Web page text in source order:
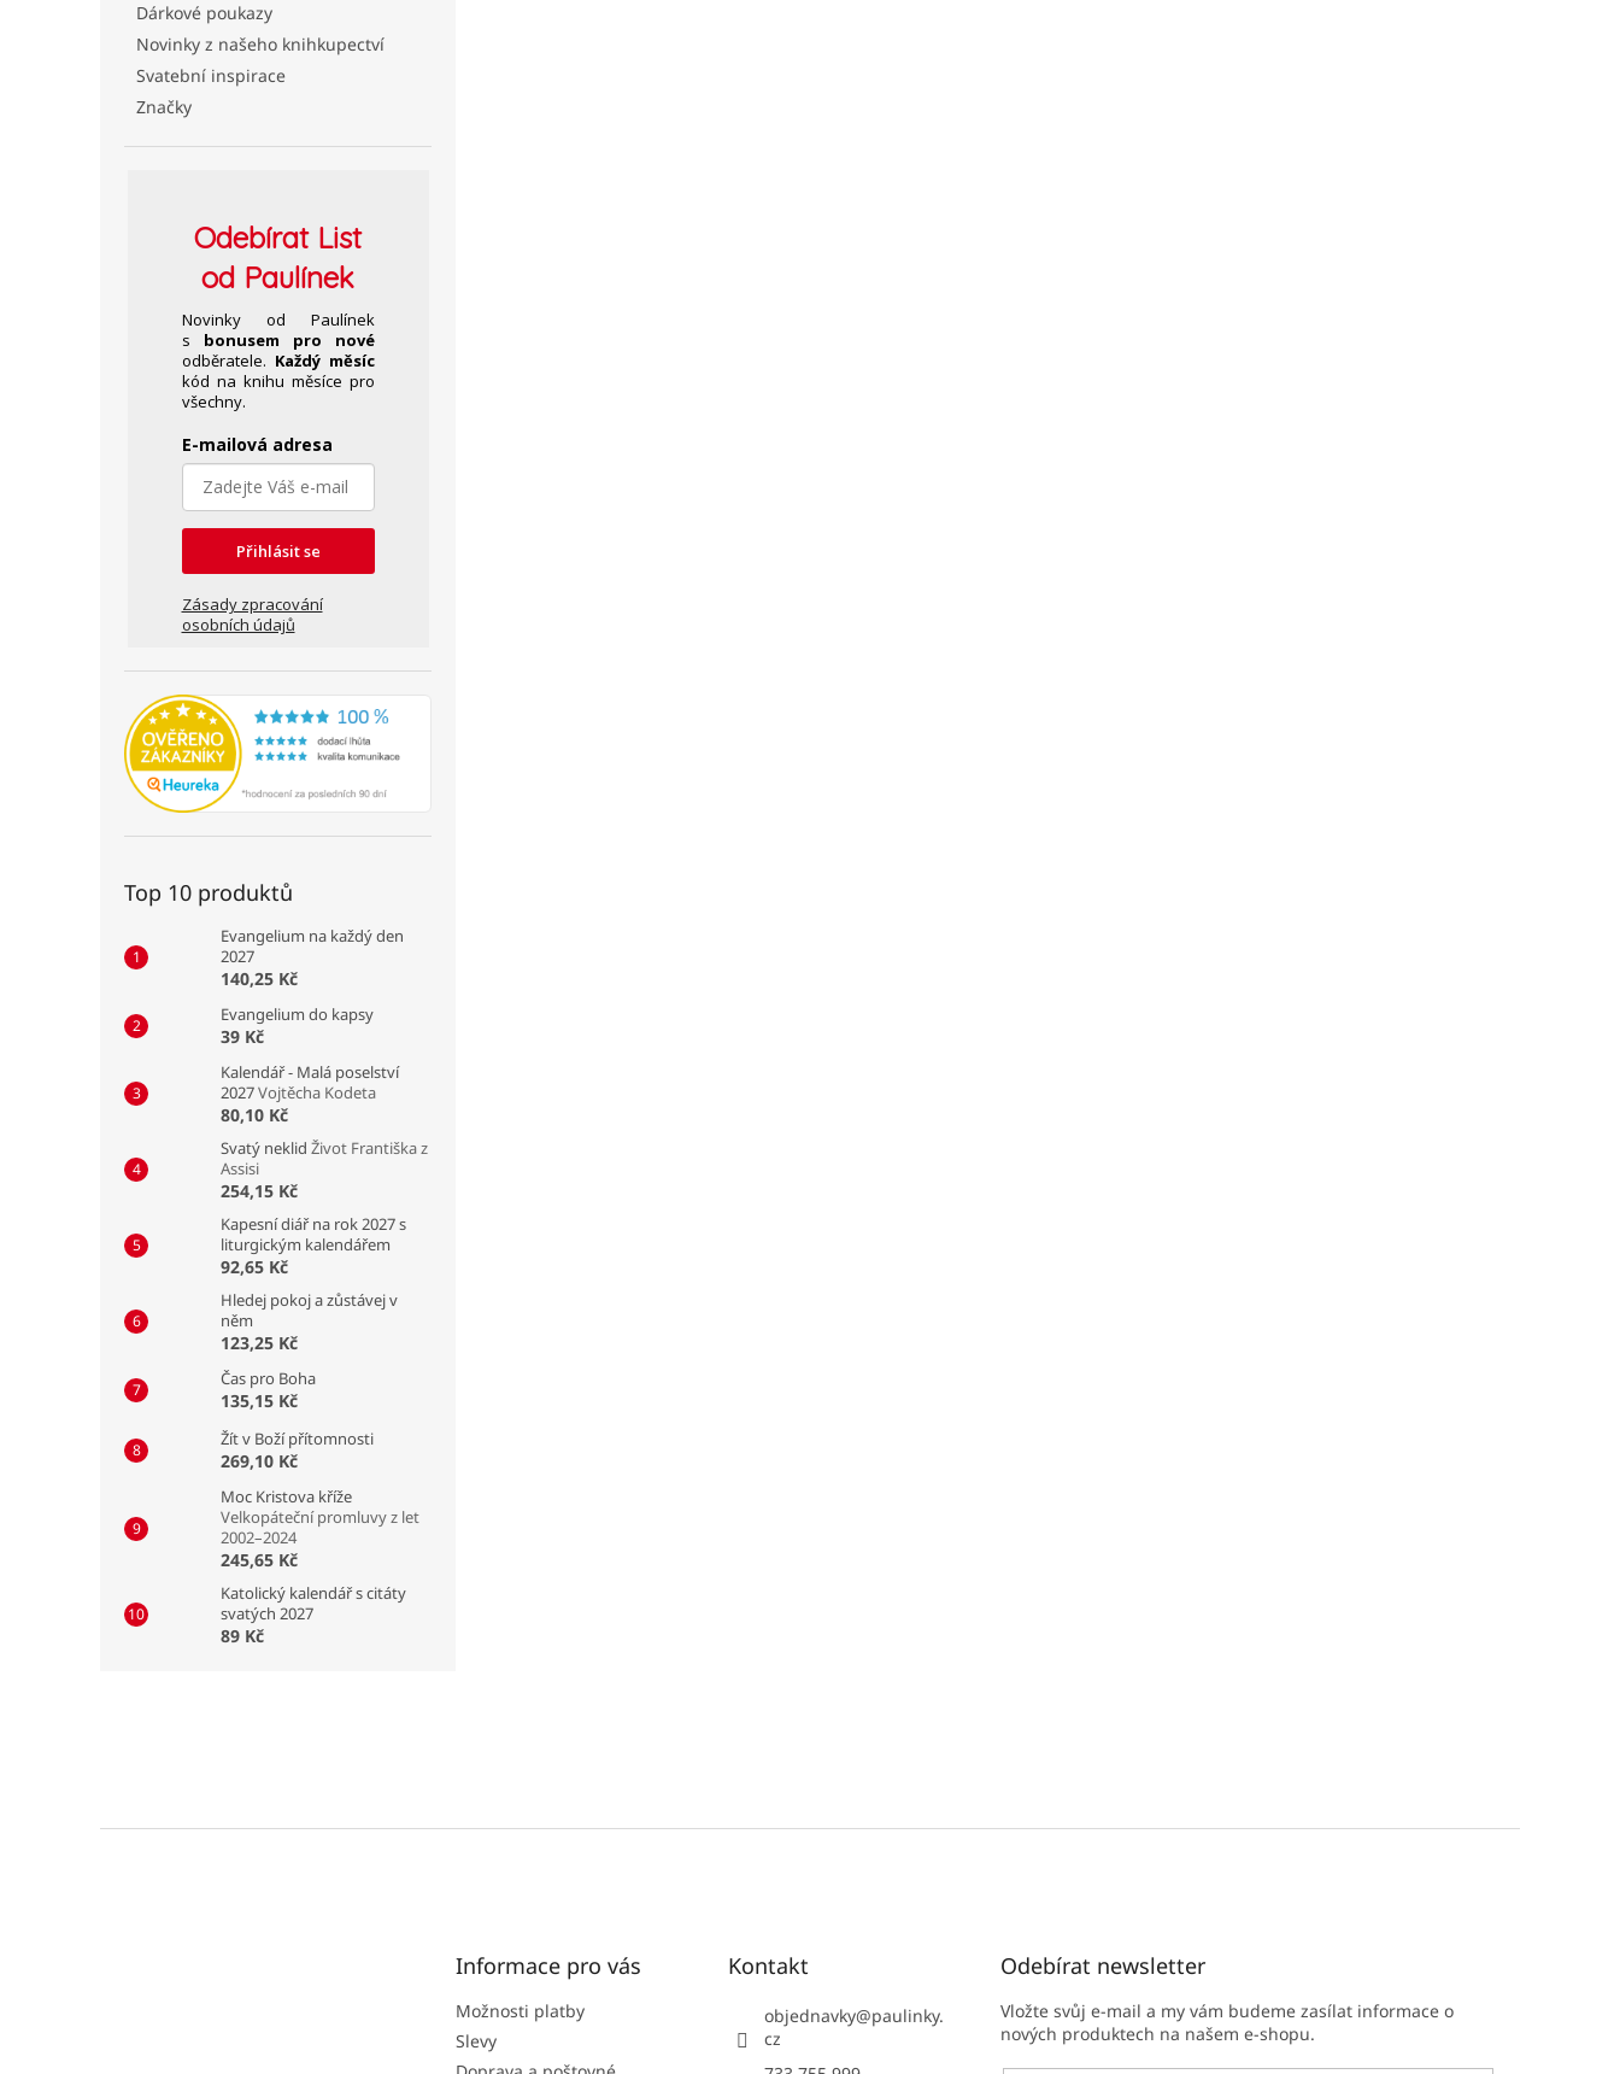
Dárkové poukazy
Novinky z našeho knihkupectví
Svatební inspirace
Značky
OdebíratList
od Paulínek
Novinky od Paulínek
s bonusem pro nové
odběratele. Každý měsíc
kód na knihu měsíce pro
všechny.
E-mailová adresa
Přihlásit se
Zásady zpracování
osobních údajů
Top 10 produktů
Evangelium na každý den
2027
140,25 Kč
Evangelium do kapsy
39 Kč
Kalendář - Malá poselství
2027Vojtěcha Kodeta
80,10 Kč
Svatý neklid Život Františka z
Assisi
254,15 Kč
Kapesní diář na rok 2027 s
liturgickým kalendářem
92,65 Kč
Hledej pokoj a zůstávej v
něm
123,25 Kč
Čas pro Boha
135,15 Kč
Žít v Boží přítomnosti
269,10 Kč
Moc Kristova kříže
Velkopáteční promluvy z let
2002–2024
245,65 Kč
Katolický kalendář s citáty
svatých 2027
89 Kč
Informace pro vás
Možnosti platby
Slevy
Kontakt
objednavky@paulinky.
cz
Odebírat newsletter
Vložte svůj e-mail a my vám budeme zasílat informace o
nových produktech na našem e-shopu.